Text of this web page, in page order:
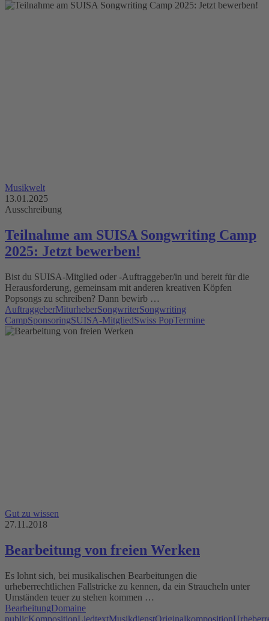
Musikwelt
13.01.2025
Ausschreibung
Teilnahme am SUISA Songwriting Camp
2025: Jetzt bewerben!
Bist du SUISA-Mitglied oder -Auftraggeber/in und bereit für die
Herausforderung, gemeinsam mit anderen kreativen Köpfen
Popsongs zu schreiben? Dann bewirb …
AuftraggeberMiturheberSongwriterSongwriting
CampSponsoringSUISA-MitgliedSwiss PopTermine
Gut zu wissen
27.11.2018
Bearbeitung von freien Werken
Es lohnt sich, bei musikalischen Bearbeitungen die
urheberrechtlichen Fallstricke zu kennen, da ein Straucheln unter
Umständen teuer zu stehen kommen …
BearbeitungDomaine
publicKompositionLiedtextMusikdienstOriginalkomposition